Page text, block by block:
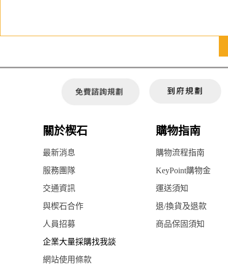
關於楔石 購物指南
最新消息 購物流程指南
服務團隊 KeyPoint購物金
交通資訊 運送須知
與楔石合作 退/換貨及退款
人員招募 商品保固須知
企業大量採購找我談
網站使用條款